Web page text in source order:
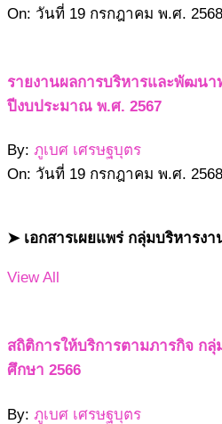
On: วันที่ 19 กรกฎาคม พ.ศ. 2568
รายงานผลการบริหารและพัฒน
ปีงบประมาณ พ.ศ. 2567
By: ภูเบศ เศรษฐบุตร
On: วันที่ 19 กรกฎาคม พ.ศ. 2568
➤ เอกสารเผยแพร่ กลุ่มบริหารงา
View All
สถิติการให้บริการตามภารกิจ ก
ศึกษา 2566
By: ภูเบศ เศรษฐบุตร